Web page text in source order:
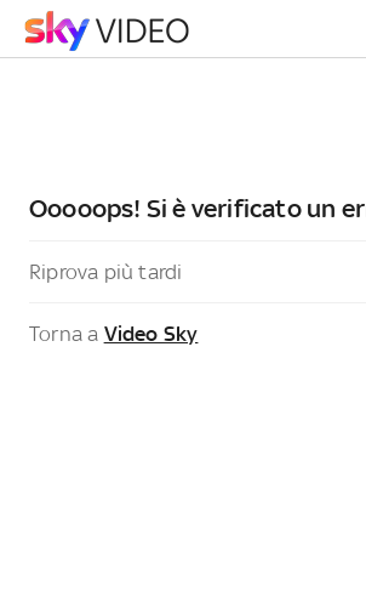
Ooooops! Si è verificato un
Riprova più tardi
Torna a Video Sky